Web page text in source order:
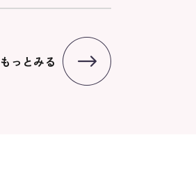
もっとみる